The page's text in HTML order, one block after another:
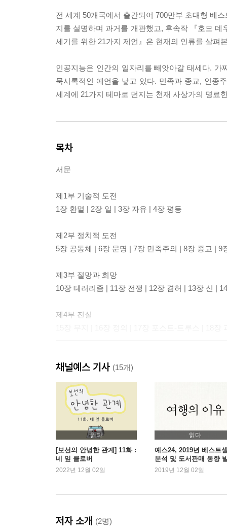
전 세계 50개국에서 출간되어 700만부 초대형 베
지를 설명하며 과거를 개관했고, 후속작 『호모
세기를 위한 21가지 제언』은 현재의 인류를 살펴
인공지능은 인간의 일자리를 빼앗아갈 태세다.
묵시록적인 예언을 낳고 있다. 민족과 종교, 인종
세계에 21가지 테마로 던지는 천재 사상가의 명료
목차
서문
제1부 기술적 도전
1장 환멸 | 2장 일 | 3장 자유 | 4장 평등
제2부 정치적 도전
5장 공동체 | 6장 문명 | 7장 민족주의 | 8장 종교 | 9
제3부 절망과 희망
10장 테러리즘 | 11장 전쟁 | 12장 겸허 | 13장 신 |
제4부 진실
19장 교육 | 20장 의미 | 21장 명상
한국 독자를 위한 7문7답
감사의 말
찾아보기
채널예스 기사 (15개)
읽다
[보선의 안녕한 관계] 11화 :
네 잎 클로버
2022년 12월 02일
읽다
예스24, 2019년 베스트
분석 및 도서판매 동향
2019년 12월 02일
저자 소개 (2명)